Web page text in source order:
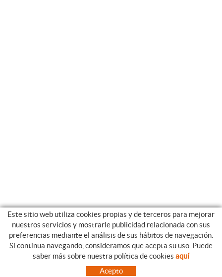
CATEGORIAS GUIA DE COMPRA
CONDICIONES DE COMPRA
PAGO
Este sitio web utiliza cookies propias y de terceros para mejorar
nuestros servicios y mostrarle publicidad relacionada con sus
preferencias mediante el análisis de sus hábitos de navegación.
Si continua navegando, consideramos que acepta su uso. Puede
saber más sobre nuestra política de cookies aquí
Acepto